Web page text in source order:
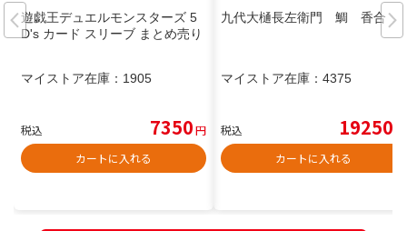
遊戯王デュエルモンスターズ 5
D's カード スリーブ まとめ売り
マイストア在庫： 1905
税込 7350円
カートに入れる
九代大樋長左衛門 鯛 香合
マイストア在庫： 4375
税込 19250
カートに入れる